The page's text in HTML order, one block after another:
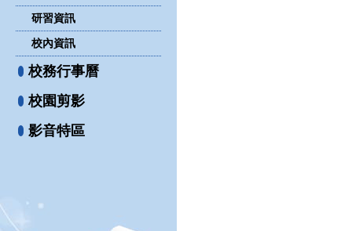
研習資訊
校內資訊
校務行事曆
校園剪影
影音特區